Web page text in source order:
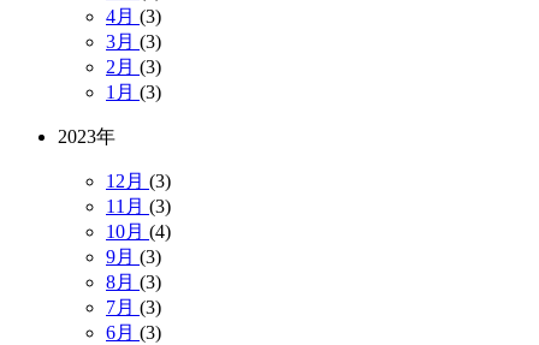
4月 (3)
3月 (3)
2月 (3)
1月 (3)
2023年
12月 (3)
11月 (3)
10月 (4)
9月 (3)
8月 (3)
7月 (3)
6月 (3)